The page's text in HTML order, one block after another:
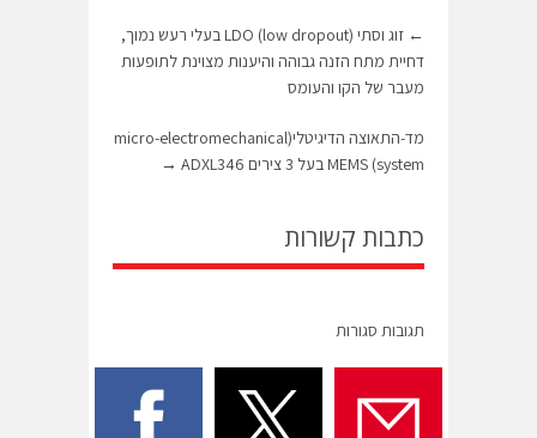
←
זוג וסתי LDO (low dropout) בעלי רעש נמוך,
דחיית מתח הזנה גבוהה והיענות מצוינת לתופעות
מעבר של הקו והעומס
מד-התאוצה הדיגיטלי(micro-electromechanical
system) MEMS בעל 3 צירים ADXL346
→
כתבות קשורות
תגובות סגורות